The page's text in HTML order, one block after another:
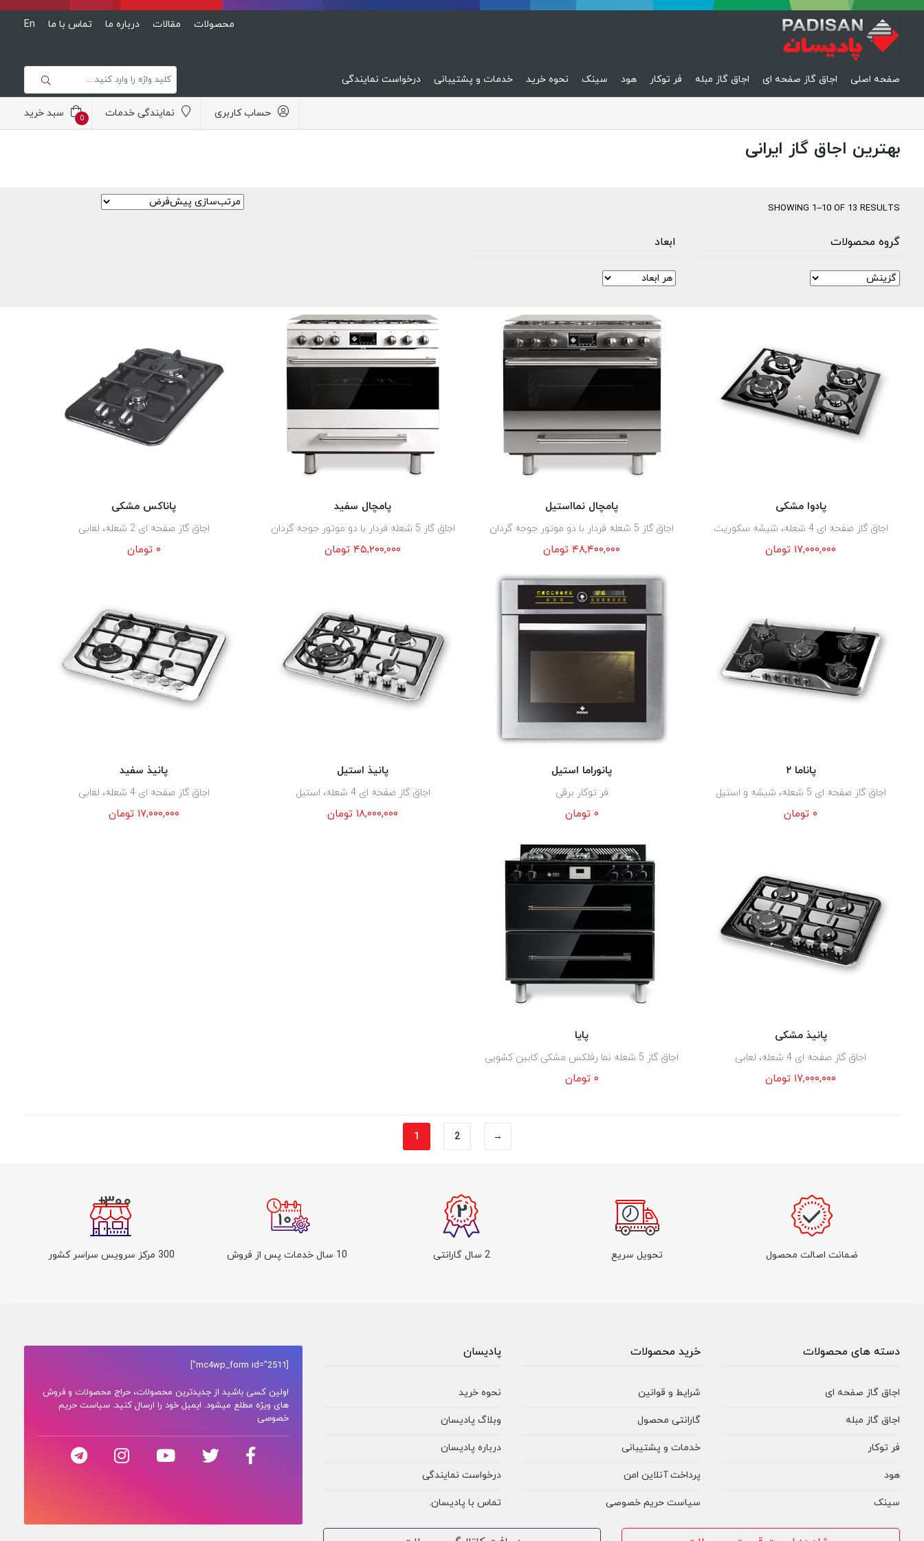
محصولات مقالات درباره ما تماس با ما En
صفحه اصلی اجاق گاز صفحه ای اجاق گاز مبله فر توکار هود سینک نحوه خرید خدمات و پشتیبانی درخواست نمایندگی
0 سبد خرید نمایندگی خدمات حساب کاربری
بهترین اجاق گاز ایرانی
SHOWING 1–10 OF 13 RESULTS
گروه محصولات ابعاد
پادوا مشکی
اجاق گاز صفحه ای 4 شعله، شیشه سکوریت
۱۷,۰۰۰,۰۰۰ تومان
پامچال نمااستیل
اجاق گاز 5 شعله فردار با دو موتور جوجه گردان
۴۸,۴۰۰,۰۰۰ تومان
پامچال سفید
اجاق گاز 5 شعله فردار با دو موتور جوجه گردان
۴۵,۲۰۰,۰۰۰ تومان
پاناکس مشکی
اجاق گاز صفحه ای 2 شعله، لعابی
۰ تومان
پاناما ۲
اجاق گاز صفحه ای 5 شعله، شیشه و استیل
۰ تومان
پانوراما استیل
فر توکار برقی
۰ تومان
پانیذ استیل
اجاق گاز صفحه ای 4 شعله، استیل
۱۸,۰۰۰,۰۰۰ تومان
پانیذ سفید
اجاق گاز صفحه ای 4 شعله، لعابی
۱۷,۰۰۰,۰۰۰ تومان
پانیذ مشکی
اجاق گاز صفحه ای 4 شعله، لعابی
۱۷,۰۰۰,۰۰۰ تومان
پایا
اجاق گاز 5 شعله نما رفلکس مشکی کابین کشویی
۰ تومان
1 2 →
ضمانت اصالت محصول تحویل سریع 2 سال گارانتی 10 سال خدمات پس از فروش 300 مرکز سرویس سراسر کشور
دسته های محصولات
اجاق گاز صفحه ای
اجاق گاز مبله
فر توکار
هود
سینک
خرید محصولات
شرایط و قوانین
گارانتی محصول
خدمات و پشتیبانی
پرداخت آنلاین امن
سیاست حریم خصوصی
پادیسان
نحوه خرید
وبلاگ پادیسان
درباره پادیسان
درخواست نمایندگی
تماس با پادیسان.
[mc4wp_form id="2511"]
اولین کسی باشید از جدیدترین محصولات، حراج محصولات و فروش
های ویژه مطلع میشود. ایمیل خود را ارسال کنید. سیاست حریم
خصوصی